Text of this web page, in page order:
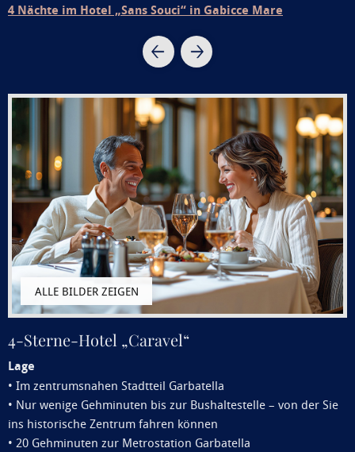
4 Nächte im Hotel „Sans Souci“ in Gabicce Mare
4-Sterne-Hotel „Caravel“
Lage
• Im zentrumsnahen Stadtteil Garbatella
• Nur wenige Gehminuten bis zur Bushaltestelle – von der Sie
ins historische Zentrum fahren können
• 20 Gehminuten zur Metrostation Garbatella